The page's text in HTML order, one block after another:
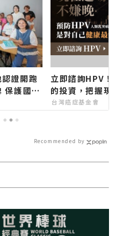
證開跑
保護國人
九成∣花
立即諮詢HPV！
的投資，把握現
台灣癌症基金會
Recommended by